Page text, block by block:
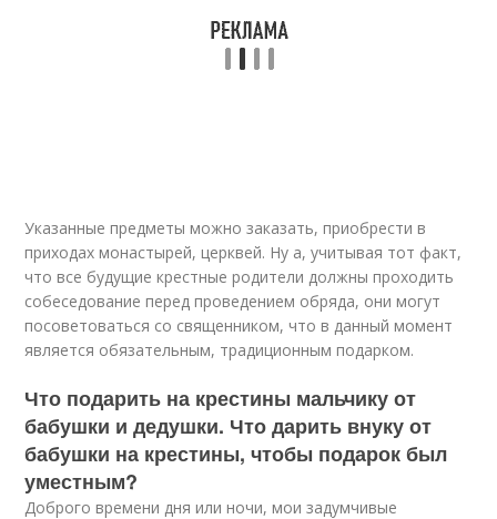
Указанные предметы можно заказать, приобрести в
приходах монастырей, церквей. Ну а, учитывая тот факт,
что все будущие крестные родители должны проходить
собеседование перед проведением обряда, они могут
посоветоваться со священником, что в данный момент
является обязательным, традиционным подарком.
Что подарить на крестины мальчику от
бабушки и дедушки. Что дарить внуку от
бабушки на крестины, чтобы подарок был
уместным?
Доброго времени дня или ночи, мои задумчивые